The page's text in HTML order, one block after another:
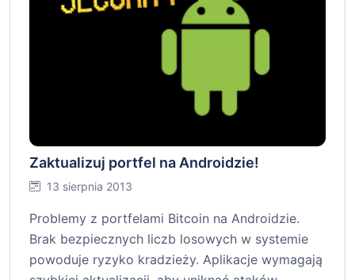
Zaktualizuj portfel na Androidzie!
13 sierpnia 2013
Problemy z portfelami Bitcoin na Androidzie.
Brak bezpiecznych liczb losowych w systemie
powoduje ryzyko kradzieży. Aplikacje wymagają